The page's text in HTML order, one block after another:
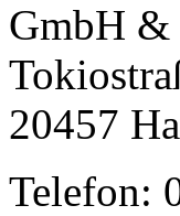
GmbH
20457
Telefon: